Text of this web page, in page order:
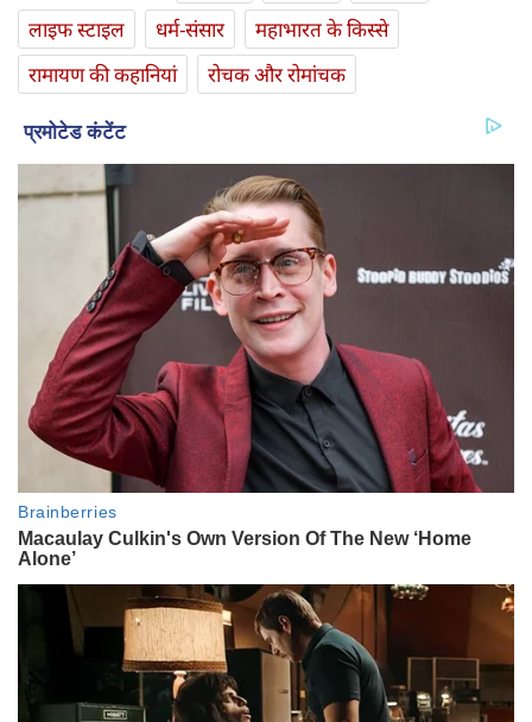
लाइफ स्‍टाइल
धर्म-संसार
महाभारत के किस्से
रामायण की कहानियां
रोचक और रोमांचक